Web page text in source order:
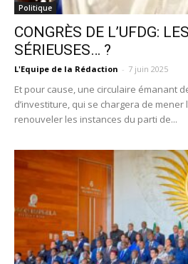
Politique
CONGRÈS DE L’UFDG:
SÉRIEUSES… ?
L'Equipe de la Rédaction - 7 juin 2025
Et pour cause, une circulaire émanant
d’investiture, qui se chargera de
renouveler les instances du parti de...